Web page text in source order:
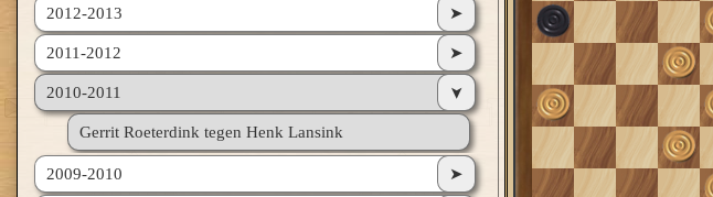
2012-2013 ➤
2011-2012 ➤
2010-2011 ➤
Gerrit Roeterdink tegen Henk Lansink
2009-2010 ➤
26
36
46